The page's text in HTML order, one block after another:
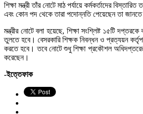
শিক্ষা মন্ত্রী তাঁর নোটে মাঠ পর্যায়ে কর্মকর্তাদের
এবং কোন পদ থেকে তারা পদোন্নতি পেয়েছেন তা জানতে
মন্ত্রীর নোটে বলা হয়েছে, শিক্ষা সংশ্লিষ্ট ১৫টি
তুলতে হবে। বেসরকারি শিক্ষক নিবন্ধন ও প্রত্যয়ন
করতে হবে। তবে নোটে শুধু শিক্ষা প্রকৌশল অধিদপ্তরের
করেছেন।
-ইত্তেফাক